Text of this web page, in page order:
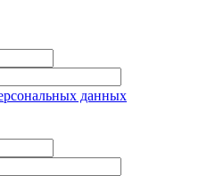
данных